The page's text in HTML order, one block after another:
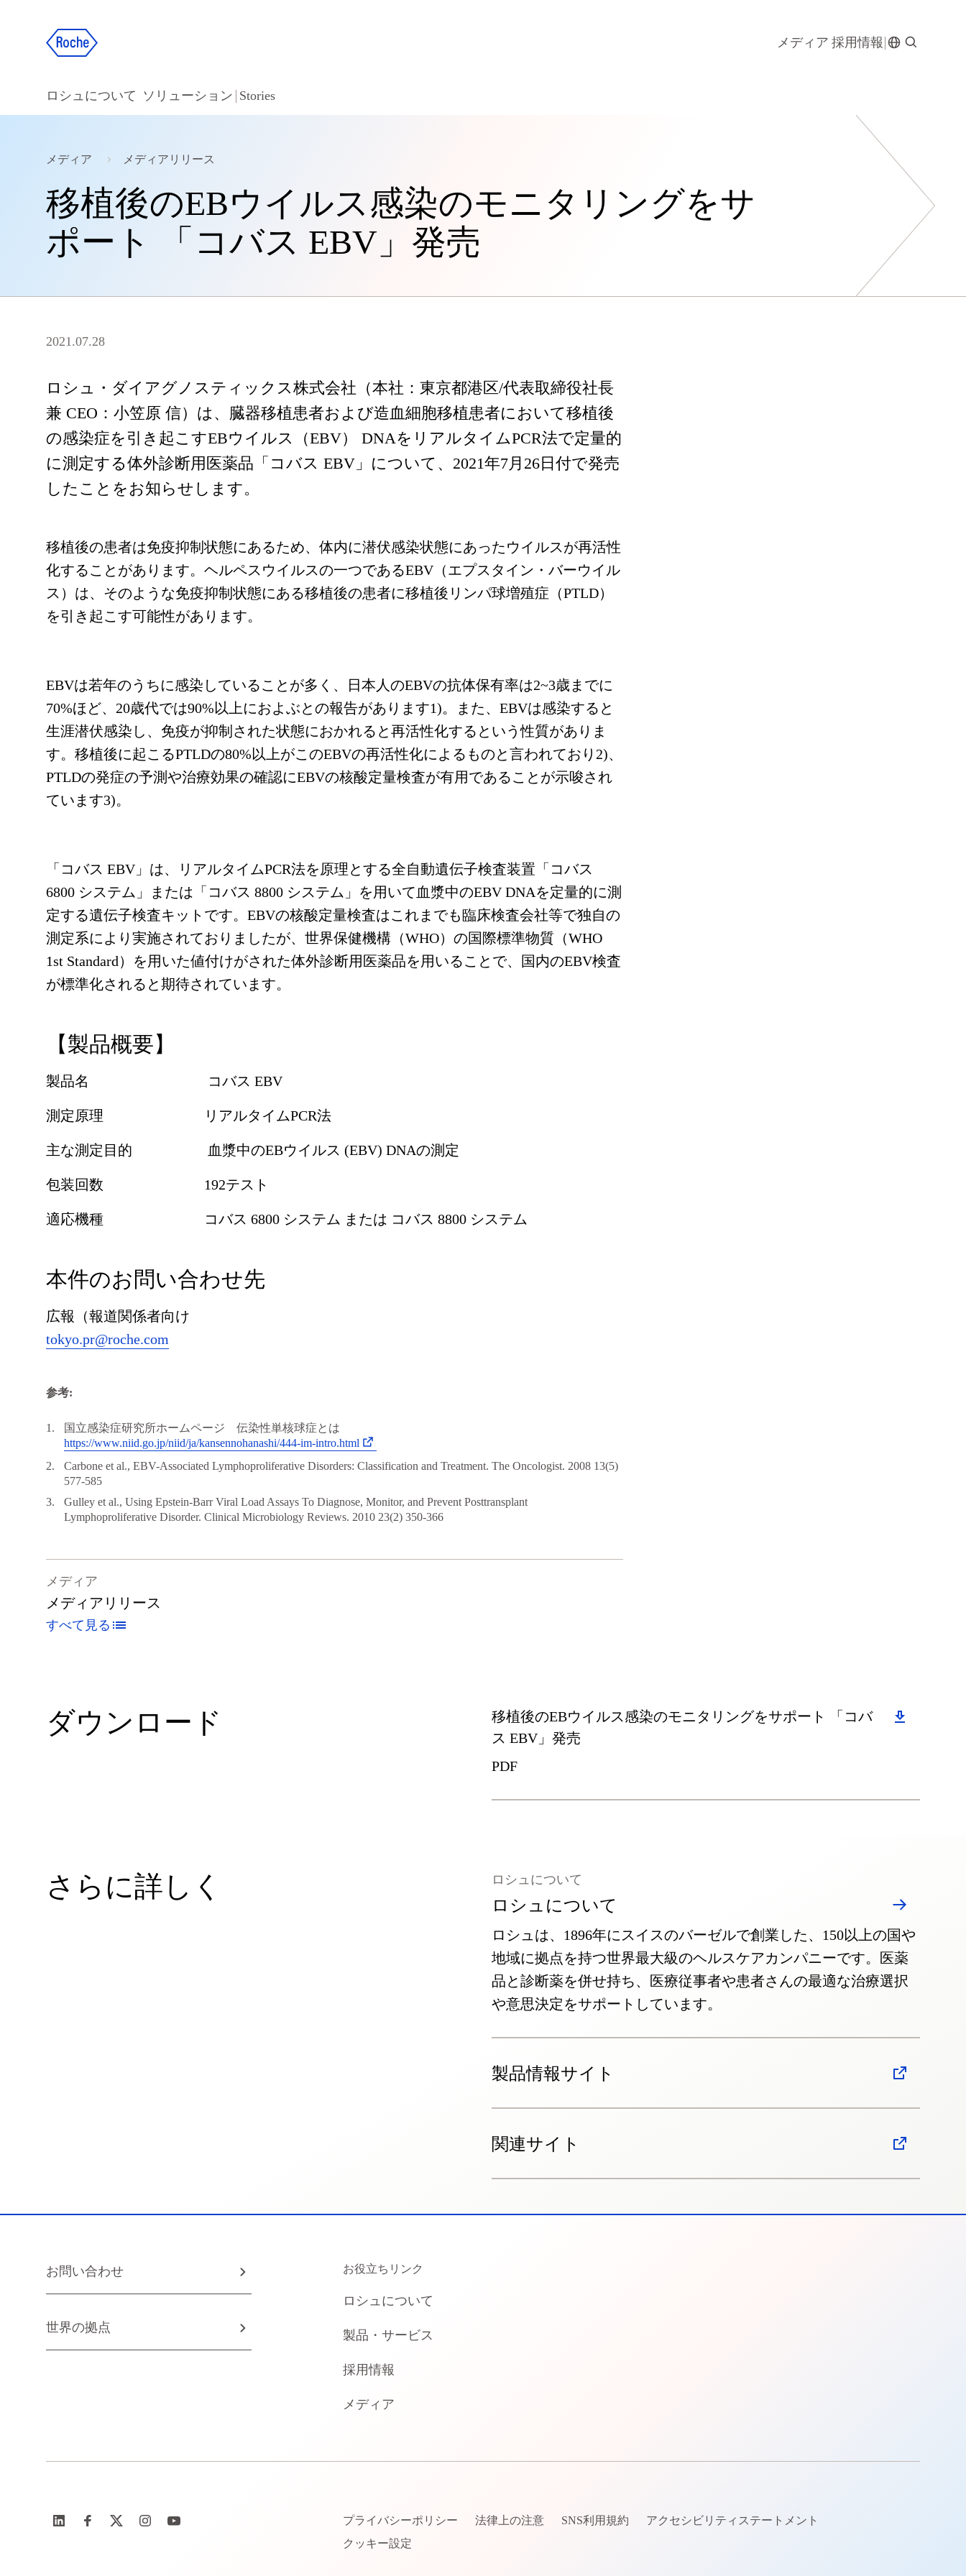
メディア 採用情報
ロシュについて ソリューション Stories
メディア メディアリリース
移植後のEBウイルス感染のモニタリングをサ
ポート 「コバス EBV」発売
2021.07.28
ロシュ・ダイアグノスティックス株式会社（本社：東京都港区/代表取締役社長
兼 CEO：小笠原 信）は、臓器移植患者および造血細胞移植患者において移植後
の感染症を引き起こすEBウイルス（EBV） DNAをリアルタイムPCR法で定量的
に測定する体外診断用医薬品「コバス EBV」について、2021年7月26日付で発売
したことをお知らせします。
移植後の患者は免疫抑制状態にあるため、体内に潜伏感染状態にあったウイルスが再活性
化することがあります。ヘルペスウイルスの一つであるEBV（エプスタイン・バーウイル
ス）は、そのような免疫抑制状態にある移植後の患者に移植後リンパ球増殖症（PTLD）
を引き起こす可能性があります。
EBVは若年のうちに感染していることが多く、日本人のEBVの抗体保有率は2~3歳までに
70%ほど、20歳代では90%以上におよぶとの報告があります1)。また、EBVは感染すると
生涯潜伏感染し、免疫が抑制された状態におかれると再活性化するという性質がありま
す。移植後に起こるPTLDの80%以上がこのEBVの再活性化によるものと言われており 2)、
PTLDの発症の予測や治療効果の確認にEBVの核酸定量検査が有用であることが示唆され
ています3)。
「コバス EBV」は、リアルタイムPCR法を原理とする全自動遺伝子検査装置「コバス
6800 システム」または「コバス 8800 システム」を用いて血漿中のEBV DNAを定量的に測
定する遺伝子検査キットです。EBVの核酸定量検査はこれまでも臨床検査会社等で独自の
測定系により実施されておりましたが、世界保健機構（WHO）の国際標準物質（WHO
1st Standard）を用いた値付けがされた体外診断用医薬品を用いることで、国内のEBV検査
が標準化されると期待されています。
【製品概要】
製品名 コバス EBV
測定原理 リアルタイムPCR法
主な測定目的 血漿中のEBウイルス (EBV) DNAの測定
包装回数 192テスト
適応機種 コバス 6800 システム または コバス 8800 システム
本件のお問い合わせ先
広報（報道関係者向け
tokyo.pr@roche.com
参考:
国立感染症研究所ホームページ 伝染性単核球症とは
https://www.niid.go.jp/niid/ja/kansennohanashi/444-im-intro.html
Carbone et al., EBV-Associated Lymphoproliferative Disorders: Classification and Treatment. The Oncologist. 2008 13(5)
577-585
Gulley et al., Using Epstein-Barr Viral Load Assays To Diagnose, Monitor, and Prevent Posttransplant
Lymphoproliferative Disorder. Clinical Microbiology Reviews. 2010 23(2) 350-366
メディア
メディアリリース
すべて見る
ダウンロード Download
移植後のEBウイルス感染のモニタリングをサポート 「コバ
ス EBV」発売
PDF
さらに詳しく
ロシュについて
ロシュについて
ロシュは、1896年にスイスのバーゼルで創業した、150以上の国や
地域に拠点を持つ世界最大級のヘルスケアカンパニーです。医薬
品と診断薬を併せ持ち、医療従事者や患者さんの最適な治療選択
や意思決定をサポートしています。
製品情報サイト
関連サイト
お問い合わせ
世界の拠点
お役立ちリンク
ロシュについて
製品・サービス
採用情報
メディア
プライバシーポリシー 法律上の注意 SNS利用規約
アクセシビリティステートメント
クッキー設定